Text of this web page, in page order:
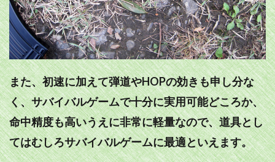
また、初速に加えて弾道やHOPの効きも申し分な
く、サバイバルゲームで十分に実用可能どころか、
命中精度も高いうえに非常に軽量なので、道具とし
てはむしろサバイバルゲームに最適といえます。